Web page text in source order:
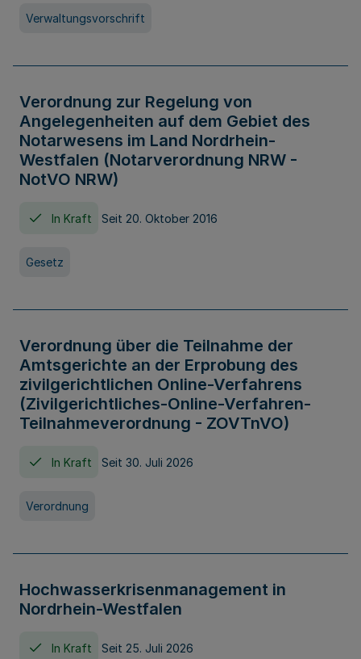
Verwaltungsvorschrift
Verordnung zur Regelung von
Angelegenheiten auf dem Gebiet des
Notarwesens im Land Nordrhein-
Westfalen (Notarverordnung NRW -
NotVO NRW)
In Kraft Seit 20. Oktober 2016
Gesetz
Verordnung über die Teilnahme der
Amtsgerichte an der Erprobung des
zivilgerichtlichen Online-Verfahrens
(Zivilgerichtliches-Online-Verfahren-
Teilnahmeverordnung - ZOVTnVO)
In Kraft Seit 30. Juli 2026
Verordnung
Hochwasserkrisenmanagement in
Nordrhein-Westfalen
In Kraft Seit 25. Juli 2026